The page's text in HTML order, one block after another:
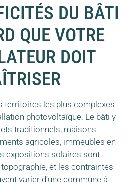
DU BÂTI
QUE VOTRE
DOIT
territoires les plus complexes
photovoltaïque. Le bâti y
traditionnels, maisons
agricoles, immeubles en
expositions solaires sont
et les contraintes
varier d’une commune à